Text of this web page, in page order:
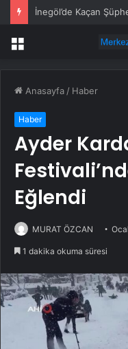
İnegöl’de Kaçan
Menü
Anasayfa / Haber
Haber
Ayder
Eğlendi
MURAT ÖZCAN
1 dakika okuma süresi